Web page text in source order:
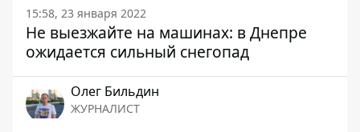
15:58, 23 января 2022
Не выезжайте на машинах: в Днепре
ожидается сильный снегопад
Олег Бильдин
ЖУРНАЛИСТ